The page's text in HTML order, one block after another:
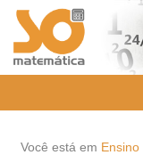
Você está em